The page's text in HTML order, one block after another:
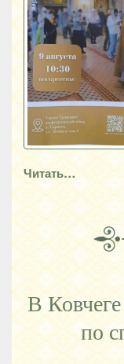
Читать…
В
по